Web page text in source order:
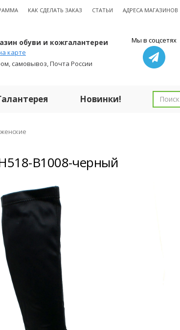
КАК СДЕЛАТЬ ЗАКАЗ СТАТЬИ АДРЕСА МАГАЗИНОВ
обуви и кожгалантереи
карте
самовывоз, Почта России
Мы в соцсетях
Новинки!
B1008-черный